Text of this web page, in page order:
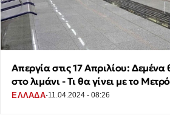
Απεργία στις 17 Απριλίου: Δεμένα
στο λιμάνι - Τι θα γίνει με το Μετρό
ΕΛΛΑΔΑ·11.04.2024 - 08:26